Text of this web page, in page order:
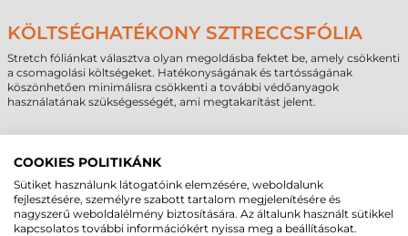
KÖLTSÉGHATÉKONY SZTRECCSFÓLIA
Stretch fóliánkat választva olyan megoldásba fektet be, amely csökkenti
a csomagolási költségeket. Hatékonyságának és tartósságának
köszönhetően minimálisra csökkenti a további védőanyagok
használatának szükségességét, ami megtakarítást jelent.
MEGBÍZHAT BENNÜNK! ISMERJE MEG
VÁSÁRLÓINK VÉLEMÉNYÉT
COOKIES POLITIKÁNK
Sütiket használunk látogatóink elemzésére, weboldalunk
fejlesztésére, személyre szabott tartalom megjelenítésére és
nagyszerű weboldalélmény biztosítására. Az általunk használt sütikkel
kapcsolatos további információkért nyissa meg a beállításokat.